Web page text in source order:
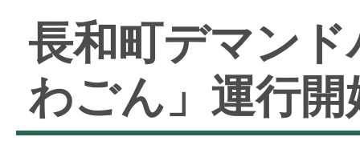
長和町デマン
わごん」運行開